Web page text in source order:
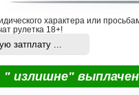
характера или
рулетка 18+!
затплату ...
излишне"